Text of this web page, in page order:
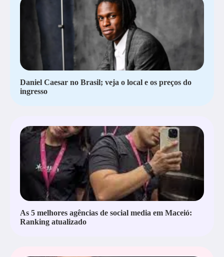
Daniel Caesar no Brasil; veja o local e os preços do
ingresso
As 5 melhores agências de social media em Maceió:
Ranking atualizado